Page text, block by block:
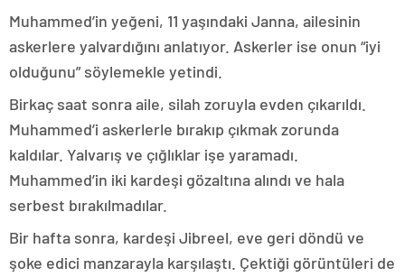
Muhammed’in yeğeni, 11 yaşındaki Janna, ailesinin
askerlere yalvardığını anlatıyor. Askerler ise onun “iyi
olduğunu” söylemekle yetindi.
Birkaç saat sonra aile, silah zoruyla evden çıkarıldı.
Muhammed’i askerlerle bırakıp çıkmak zorunda
kaldılar. Yalvarış ve çığlıklar işe yaramadı.
Muhammed’in iki kardeşi gözaltına alındı ve hala
serbest bırakılmadılar.
Bir hafta sonra, kardeşi Jibreel, eve geri döndü ve
şoke edici manzarayla karşılaştı. Çektiği görüntüleri de